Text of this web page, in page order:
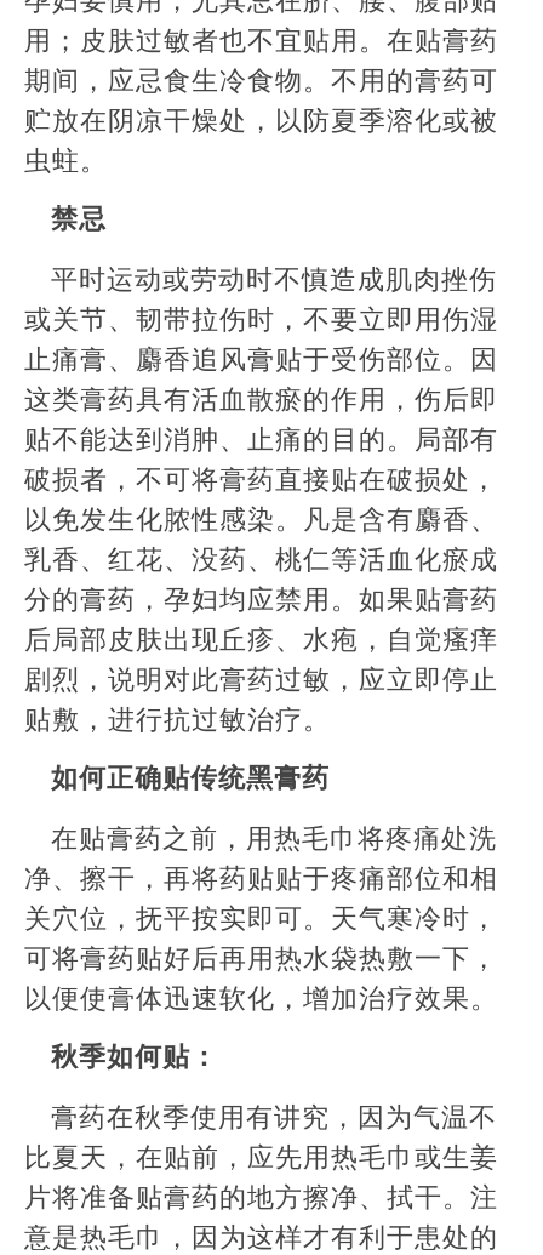
用；皮肤过敏者也不宜贴用。在贴膏药
期间，应忌食生冷食物。不用的膏药可
贮放在阴凉干燥处，以防夏季溶化或被
虫蛀。
禁忌
平时运动或劳动时不慎造成肌肉挫伤
或关节、韧带拉伤时，不要立即用伤湿
止痛膏、麝香追风膏贴于受伤部位。因
这类膏药具有活血散瘀的作用，伤后即
贴不能达到消肿、止痛的目的。局部有
破损者，不可将膏药直接贴在破损处，
以免发生化脓性感染。凡是含有麝香、
乳香、红花、没药、桃仁等活血化瘀成
分的膏药，孕妇均应禁用。如果贴膏药
后局部皮肤出现丘疹、水疱，自觉瘙痒
剧烈，说明对此膏药过敏，应立即停止
贴敷，进行抗过敏治疗。
如何正确贴传统黑膏药
在贴膏药之前，用热毛巾将疼痛处洗
净、擦干，再将药贴贴于疼痛部位和相
关穴位，抚平按实即可。天气寒冷时，
可将膏药贴好后再用热水袋热敷一下，
以便使膏体迅速软化，增加治疗效果。
秋季如何贴：
膏药在秋季使用有讲究，因为气温不
比夏天，在贴前，应先用热毛巾或生姜
片将准备贴膏药的地方擦净、拭干。注
意是热毛巾，因为这样才有利于患处的